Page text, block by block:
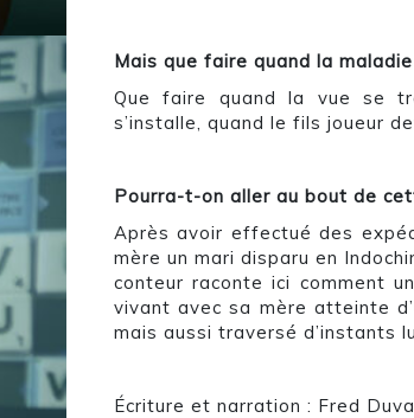
Mais que faire quand la
Que faire quand la vue se
s’installe, quand le fils joueur
Pourra-t-on aller au bout de
Après avoir effectué des
mère un mari disparu en
conteur raconte ici comment
vivant avec sa mère atteinte
mais aussi traversé d’instants
Écriture et narration : Fred